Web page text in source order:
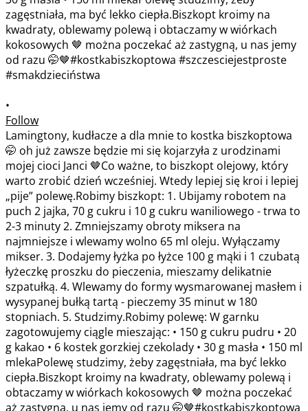
•
Follow
Lamingtony, kudłacze a dla mnie to kostka biszkoptowa
🤭 oh już zawsze będzie mi się kojarzyła z urodzinami
mojej cioci Janci 🤎Co ważne, to biszkopt olejowy, który
warto zrobić dzień wcześniej. Wtedy lepiej się kroi i lepiej
„pije” polewę.Robimy biszkopt: 1. Ubijamy robotem na
puch 2 jajka, 70 g cukru i 10 g cukru waniliowego - trwa to
2-3 minuty 2. Zmniejszamy obroty miksera na
najmniejsze i wlewamy wolno 65 ml oleju. Wyłączamy
mikser. 3. Dodajemy łyżka po łyżce 100 g mąki i 1 czubatą
łyżeczkę proszku do pieczenia, mieszamy delikatnie
szpatułką. 4. Wlewamy do formy wysmarowanej masłem i
wysypanej bułką tartą - pieczemy 35 minut w 180
stopniach. 5. Studzimy.Robimy polewę: W garnku
zagotowujemy ciągle mieszając: • 150 g cukru pudru • 20
g kakao • 6 kostek gorzkiej czekolady • 30 g masła • 150 ml
mlekaPolewę studzimy, żeby zagęstniała, ma być lekko
ciepła.Biszkopt kroimy na kwadraty, oblewamy polewą i
obtaczamy w wiórkach kokosowych 🤎 można poczekać
aż zastygną, u nas jemy od razu 🤭🤎#kostkabiszkoptowa